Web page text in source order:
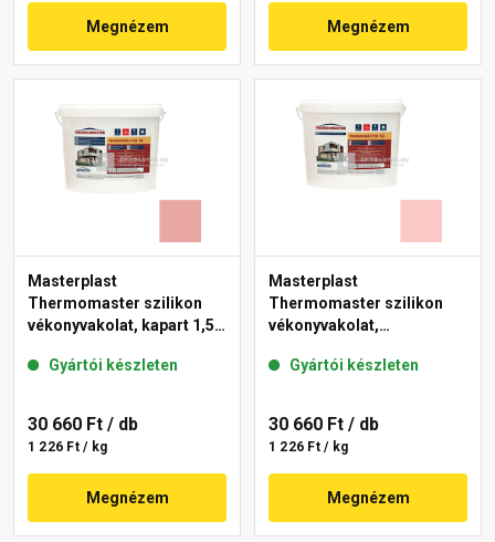
Megnézem Megnézem
Masterplast
Thermomaster szilikon
vékonyvakolat, kapart 1,5
Gyártói készleten
30 660 Ft / db
1 226 Ft / kg
Megnézem
Masterplast
Thermomaster szilikon
vékonyvakolat,
22-F 25 kg
Gyártói készleten
30 660 Ft / db
1 226 Ft / kg
Megnézem